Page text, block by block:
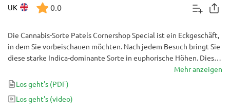
UK 0.0
Die Cannabis-Sorte Patels Cornershop Special ist ein Eckgeschäft,
in dem Sie vorbeischauen möchten. Nach jedem Besuch bringt Sie
diese starke Indica-dominante Sorte in euphorische Höhen. Diese
Sorte ist feminisiert und wächst blitzschnell, während sie
erstaunliche Erträge erzielt. Damit ist sie perfekt für jeden
Züchter, unabhängig von seinem Können.
Mehr anzeigen
Los geht's (PDF)
Los geht's (video)